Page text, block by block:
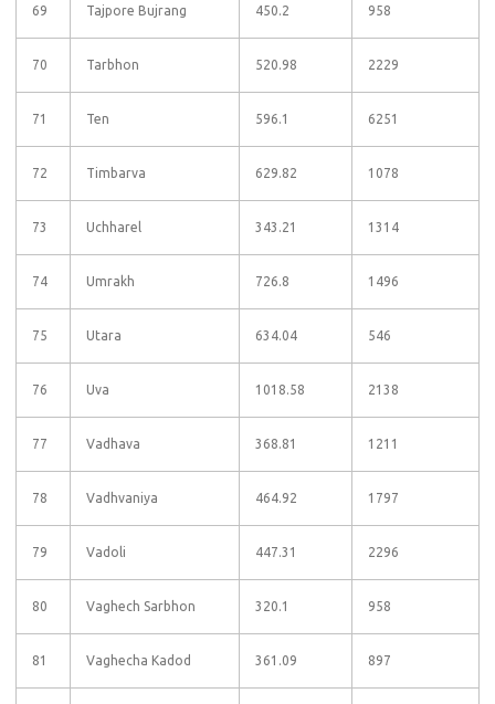
69 Tajpore Bujrang 450.2 958
70 Tarbhon 520.98 2229
71 Ten 596.1 6251
72 Timbarva 629.82 1078
73 Uchharel 343.21 1314
74 Umrakh 726.8 1496
75 Utara 634.04 546
76 Uva 1018.58 2138
77 Vadhava 368.81 1211
78 Vadhvaniya 464.92 1797
79 Vadoli 447.31 2296
80 Vaghech Sarbhon 320.1 958
81 Vaghecha Kadod 361.09 897